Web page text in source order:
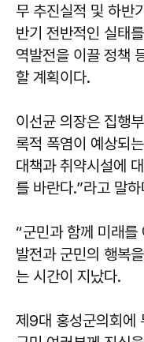
무 추진실적 및 하반
반기 전반적인 실태
역발전을 이끌 정책
할 계획이다.
이선균 의장은 집행
록적 폭염이 예상되
대책과 취약시설에
를 바란다.”라고 말하
“군민과 함께 미래를
발전과 군민의 행복
는 시간이 지났다.
제9대 홍성군의회에